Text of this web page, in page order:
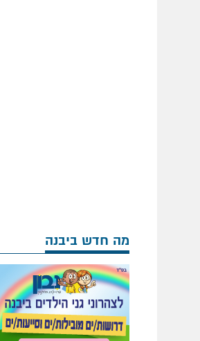
מה חדש ביבנה